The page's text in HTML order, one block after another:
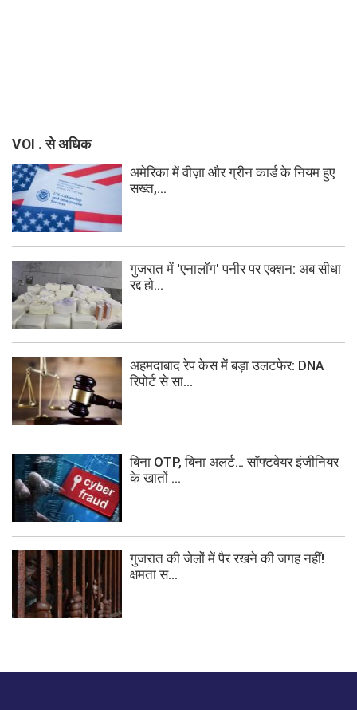
VOI . से अधिक
अमेरिका में वीज़ा और ग्रीन कार्ड के नियम हुए
सख्त,...
गुजरात में 'एनालॉग' पनीर पर एक्शन: अब सीधा
रद्द हो...
अहमदाबाद रेप केस में बड़ा उलटफेर: DNA
रिपोर्ट से सा...
बिना OTP, बिना अलर्ट… सॉफ्टवेयर इंजीनियर
के खातों ...
गुजरात की जेलों में पैर रखने की जगह नहीं!
क्षमता स...